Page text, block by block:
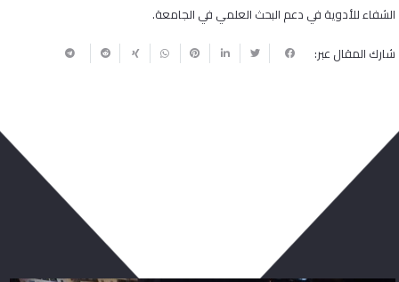
الشفاء للأدوية في دعم البحث العلمي في الجامعة.
شارك المقال عبر: